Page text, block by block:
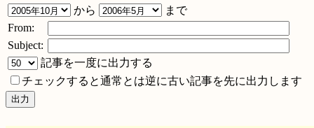
から
まで
From:
Subject:
記事を一度に出力する
チェックすると通常とは逆に古い記事を先に出力します